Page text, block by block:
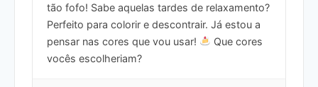
tão fofo! Sabe aquelas tardes de relaxamento?
Perfeito para colorir e descontrair. Já estou a
pensar nas cores que vou usar!
Que cores
vocês escolheriam?